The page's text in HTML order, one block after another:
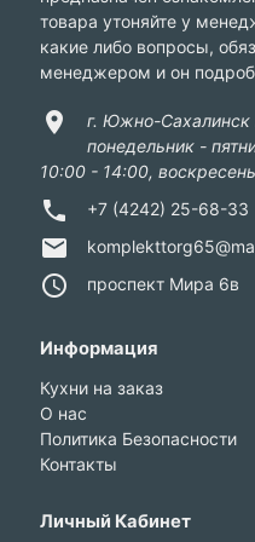
товара утоняйте у
какие либо вопросы,
менеджером и он
location_on
г. Южно-Сахалинск
понедельник -
10:00 - 14:00,
phone +7 (4242) 25-68-33
email
access_time проспект Мира 6в
Информация
Кухни на заказ
О нас
Политика Безопасности
Контакты
Личный Кабинет